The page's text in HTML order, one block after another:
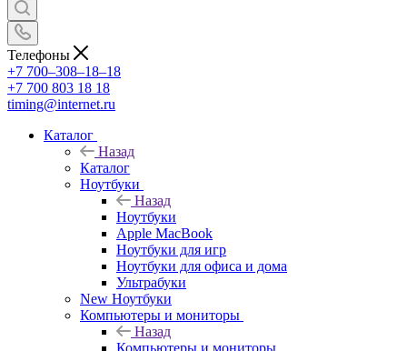
Телефоны
+7 700‒308‒18‒18
+7 700 803 18 18
timing@internet.ru
Каталог
Назад
Каталог
Ноутбуки
Назад
Ноутбуки
Apple MacBook
Ноутбуки для игр
Ноутбуки для офиса и дома
Ультрабуки
New Ноутбуки
Компьютеры и мониторы
Назад
Компьютеры и мониторы